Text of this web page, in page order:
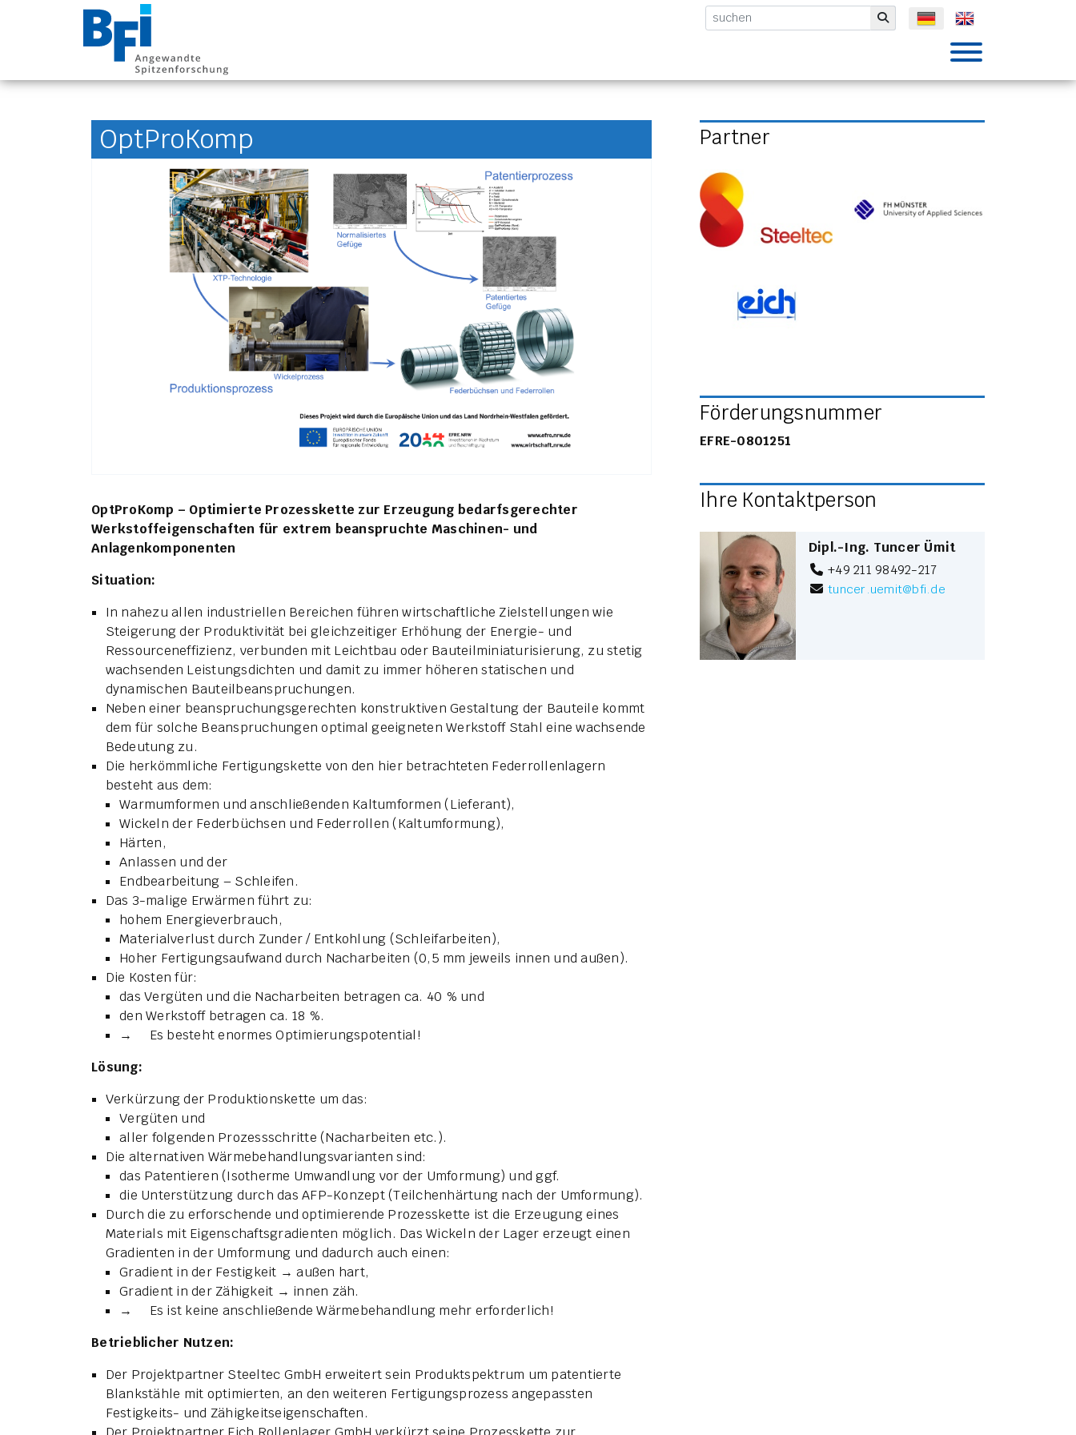
BFI VDEh-Betriebsforschungsinstitut GmbH Submit
OptProKomp
OptProKomp – Optimierte Prozesskette zur Erzeugung bedarfsgerechter
Werkstoffeigenschaften für extrem beanspruchte Maschinen- und
Anlagenkomponenten
Situation:
In nahezu allen industriellen Bereichen führen wirtschaftliche Zielstellungen wie
Steigerung der Produktivität bei gleichzeitiger Erhöhung der Energie- und
Ressourceneffizienz, verbunden mit Leichtbau oder Bauteilminiaturisierung, zu stetig
wachsenden Leistungsdichten und damit zu immer höheren statischen und
dynamischen Bauteilbeanspruchungen.
Neben einer beanspruchungsgerechten konstruktiven Gestaltung der Bauteile kommt
dem für solche Beanspruchungen optimal geeigneten Werkstoff Stahl eine wachsende
Bedeutung zu.
Die herkömmliche Fertigungskette von den hier betrachteten Federrollenlagern
besteht aus dem:
Warmumformen und anschließenden Kaltumformen (Lieferant),
Wickeln der Federbüchsen und Federrollen (Kaltumformung),
Härten,
Anlassen und der
Endbearbeitung – Schleifen.
Das 3-malige Erwärmen führt zu:
hohem Energieverbrauch,
Materialverlust durch Zunder / Entkohlung (Schleifarbeiten),
Hoher Fertigungsaufwand durch Nacharbeiten (0,5 mm jeweils innen und außen).
Die Kosten für:
das Vergüten und die Nacharbeiten betragen ca. 40 % und
den Werkstoff betragen ca. 18 %.
→ Es besteht enormes Optimierungspotential!
Lösung:
Verkürzung der Produktionskette um das:
Vergüten und
aller folgenden Prozessschritte (Nacharbeiten etc.).
Die alternativen Wärmebehandlungsvarianten sind:
das Patentieren (Isotherme Umwandlung vor der Umformung) und ggf.
die Unterstützung durch das AFP-Konzept (Teilchenhärtung nach der Umformung).
Durch die zu erforschende und optimierende Prozesskette ist die Erzeugung eines
Materials mit Eigenschaftsgradienten möglich. Das Wickeln der Lager erzeugt einen
Gradienten in der Umformung und dadurch auch einen:
Gradient in der Festigkeit → außen hart,
Gradient in der Zähigkeit → innen zäh.
→ Es ist keine anschließende Wärmebehandlung mehr erforderlich!
Betrieblicher Nutzen:
Der Projektpartner Steeltec GmbH erweitert sein Produktspektrum um patentierte
Blankstähle mit optimierten, an den weiteren Fertigungsprozess angepassten
Festigkeits- und Zähigkeitseigenschaften.
Partner
Förderungsnummer
EFRE-0801251
Ihre Kontaktperson
Dipl.-Ing. Tuncer Ümit
+49 211 98492-217
tuncer.uemit@bfi.de